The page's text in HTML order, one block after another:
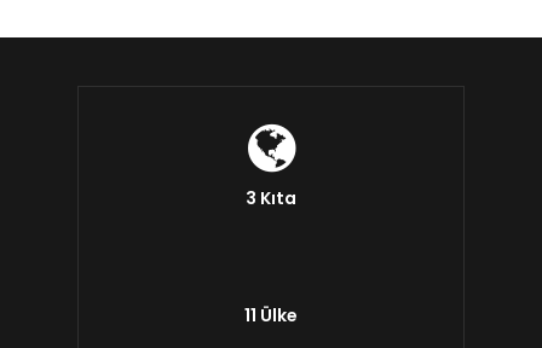
3 Kıta
11 Ülke